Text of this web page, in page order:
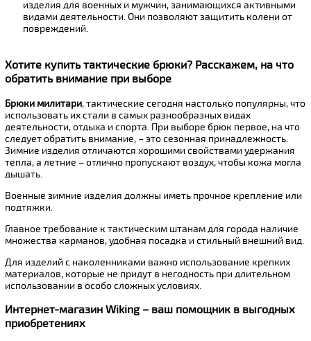
изделия для военных и мужчин, занимающихся активными
видами деятельности. Они позволяют защитить колени от
повреждений.
Хотите купить тактические брюки? Расскажем, на что
обратить внимание при выборе
Брюки милитари, тактические сегодня настолько популярны, что
использовать их стали в самых разнообразных видах
деятельности, отдыха и спорта. При выборе брюк первое, на что
следует обратить внимание, – это сезонная принадлежность.
Зимние изделия отличаются хорошими свойствами удержания
тепла, а летние – отлично пропускают воздух, чтобы кожа могла
дышать.
Военные зимние изделия должны иметь прочное крепление или
подтяжки.
Главное требование к тактическим штанам для города наличие
множества карманов, удобная посадка и стильный внешний вид.
Для изделий с наколенниками важно использование крепких
материалов, которые не придут в негодность при длительном
использовании в особо сложных условиях.
Интернет-магазин Wiking – ваш помощник в выгодных
приобретениях